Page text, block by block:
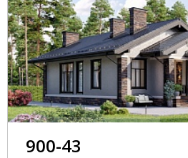
900-43